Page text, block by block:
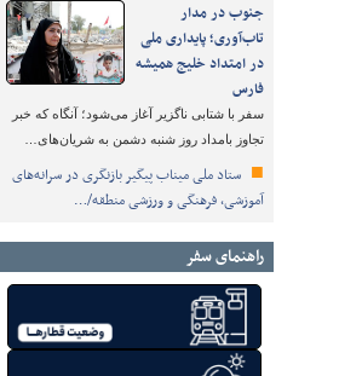
جنوب در مدار
تاب‌آوری؛ پایداری ملی
در امتداد خلیج همیشه
فارس
سفر با شتابی ناگزیر آغاز می‌شود؛ آنگاه که خبر
تجاوز بامداد روز شنبه دشمن به شریان‌های…
ستاد ملی میناب پیگیر بازنگری در سرانه‌های
آموزشی، فرهنگی و ورزشی منطقه/…
راهنمای سفر